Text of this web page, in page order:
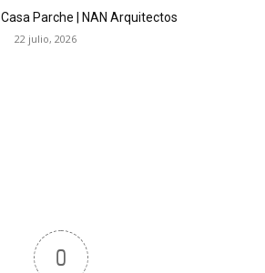
Casa Parche | NAN Arquitectos
22 julio, 2026
0